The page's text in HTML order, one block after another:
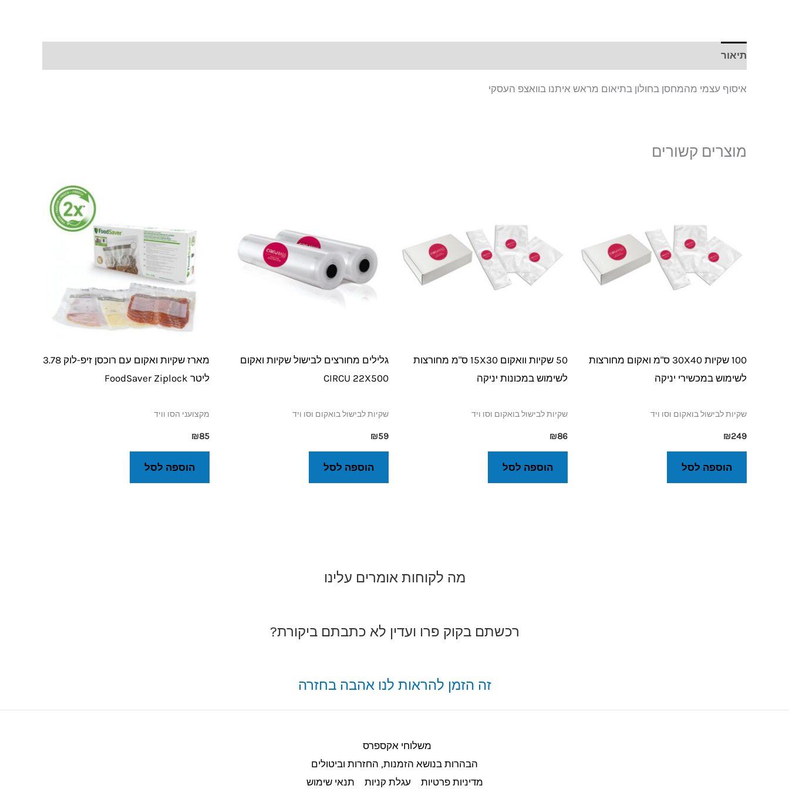
תיאור
איסוף עצמי מהמחסן בחולון בתיאום מראש איתנו בוואצפ העסקי
מוצרים קשורים
100 שקיות 30X40 ס"מ ואקום מחורצות
לשימוש במכשירי יניקה
שקיות לבישול בואקום וסו ויד
₪249
הוספה לסל
50 שקיות וואקום 15X30 ס"מ מחורצות
לשימוש במכונות יניקה
שקיות לבישול בואקום וסו ויד
₪86
הוספה לסל
גלילים מחורצים לבישול שקיות ואקום
CIRCU 22X500
שקיות לבישול בואקום וסו ויד
₪59
הוספה לסל
מארז שקיות ואקום עם רוכסן זיפ-לוק 3.78
ליטר FoodSaver Ziplock
מקצועני הסו וויד
₪85
הוספה לסל
מה לקוחות אומרים עלינו
רכשתם בקוק פרו ועדין לא כתבתם ביקורת?
זה הזמן להראות לנו אהבה בחזרה
משלוחי אקספרס
הבהרות בנושא הזמנות, החזרות וביטולים​
מדיניות פרטיות
עגלת קניות תנאי שימוש